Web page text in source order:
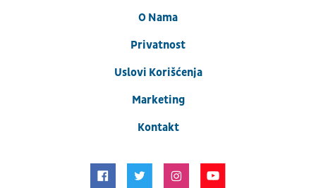
O Nama
Privatnost
Uslovi Korišćenja
Marketing
Kontakt